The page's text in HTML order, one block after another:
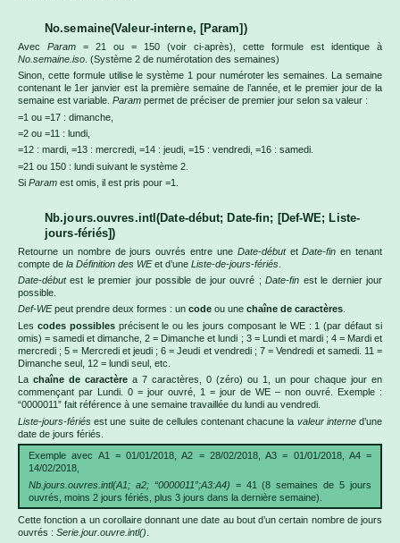
No.semaine(Valeur-interne, [Param])
Avec Param = 21 ou = 150 (voir ci-après), cette formule est identique à
No.semaine.iso . (Système 2 de numérotation des semaines)
Sinon, cette formule utilise le système 1 pour numéroter les semaines. La semaine
contenant le 1er janvier est la première semaine de l’année, et le premier jour de la
semaine est variable. Param permet de préciser de premier jour selon sa valeur :
=1 ou =17 : dimanche,
=2 ou =11 : lundi,
=12 : mardi, =13 : mercredi, =14 : jeudi, =15 : vendredi, =16 : samedi.
=21 ou 150 : lundi suivant le système 2.
Si Param est omis, il est pris pour =1.
Nb.jours.ouvres.intl(Date-début; Date-fin; [Def-WE; Liste-
jours-fériés])
Retourne un nombre de jours ouvrés entre une Date-débutetDate-fin en tenant
compte de la Définition des WEet d’une Liste-de-jours-fériés
Date-débutest le premier jour possible de jour ouvré ;Date-fin est le dernier jour
possible.
Def-WEpeut prendre deux formes : un code ou une chaîne de caractères
Les codes possiblesprécisent le ou les jours composant le WE : 1 (par défaut si
omis) = samedi et dimanche, 2 = Dimanche et lundi ; 3 = Lundi et mardi ; 4 = Mardi et
mercredi ; 5 = Mercredi et jeudi ; 6 = Jeudi et vendredi ; 7 = Vendredi et samedi. 11 =
Dimanche seul, 12 = lundi seul, etc.
La chaîne de caractère a 7 caractères, 0 (zéro) ou 1, un pour chaque jour en
commençant par Lundi. 0 = jour ouvré, 1 = jour de WE – non ouvré. Exemple :
“0000011” fait référence à une semaine travaillée du lundi au vendredi.
Liste-jours-fériés est une suite de cellules contenant chacune la valeur interned’une
date de jours fériés.
Exemple avec A1 = 01/01/2018, A2 = 28/02/2018, A3 = 01/01/2018, A4 =
14/02/2018,
Nb.jours.ouvres.intl(A1; a2; “0000011”;A3:A4) = 41 (8 semaines de 5 jours
ouvrés, moins 2 jours fériés, plus 3 jours dans la dernière semaine).
Cette fonction a un corollaire donnant une date au bout d’un certain nombre de jours
ouvrés : Serie.jour.ouvre.intl()